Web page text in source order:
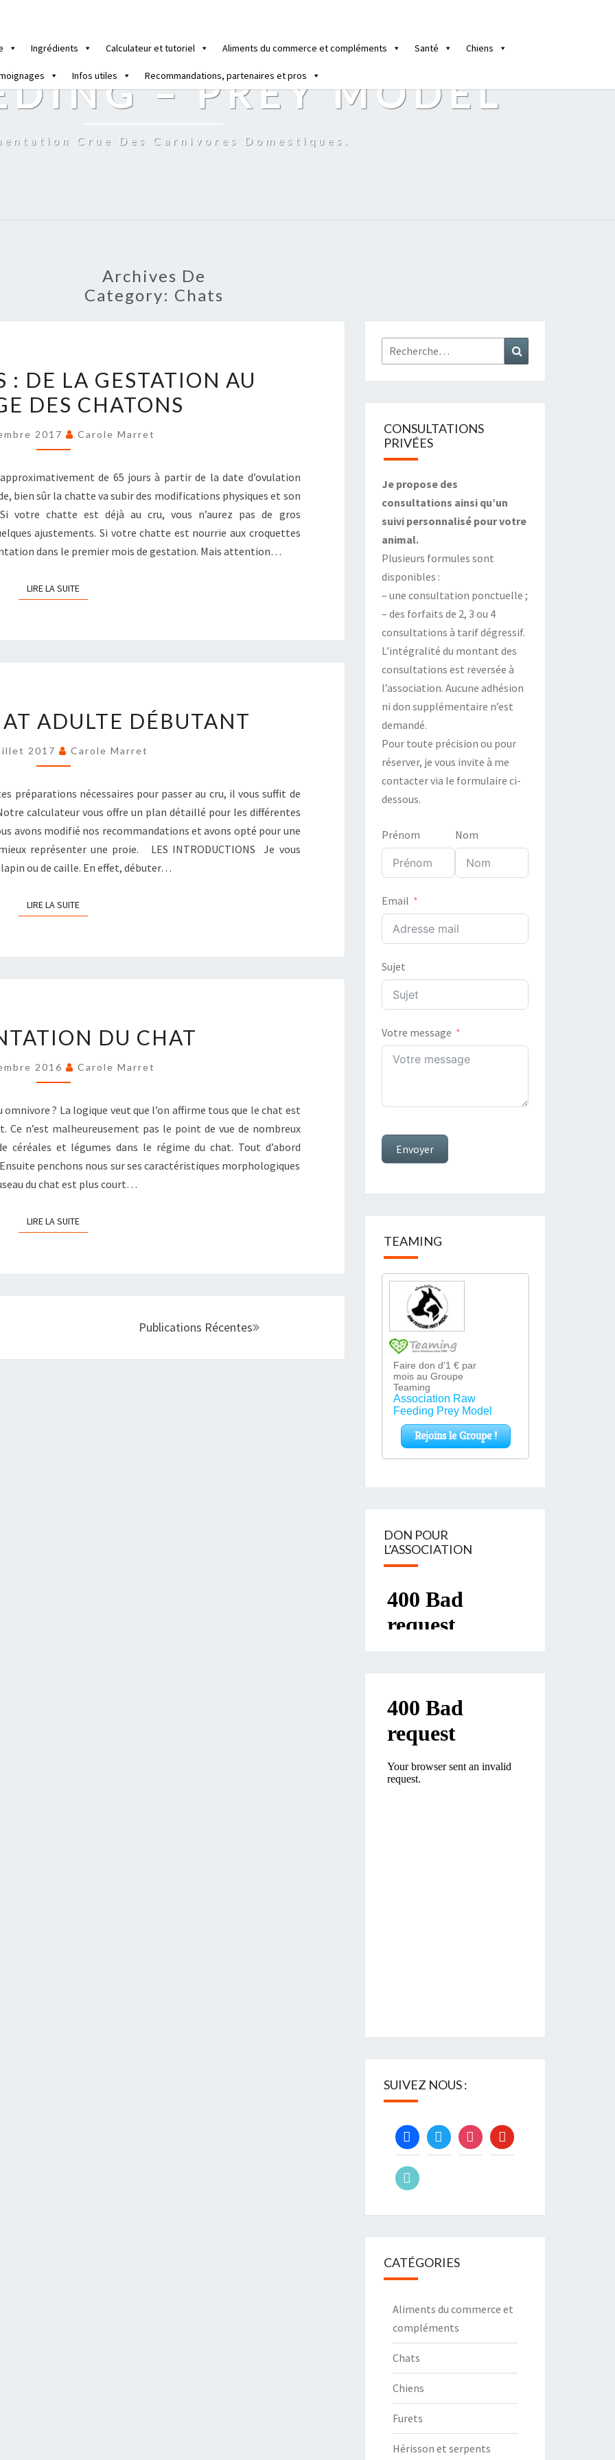
Ingrédients Calculateur et tutoriel Aliments du commerce et compléments Santé Chiens
Infos utiles Recommandations, partenaires et pros
– PREY MODEL
Crue Des Carnivores Domestiques.
Archives De
Category: Chats
FEMELLES
:
LA
GESTATION
AU
SEVRAGE
DES
CHATONS
: DE LA GESTATION AU
DES CHATONS
2017 Carole Marret
de 65 jours à partir de la date d’ovulation
bien sûr la chatte va subir des modifications physiques et son
votre chatte est déjà au cru, vous n’aurez pas de gros
ajustements. Si votre chatte est nourrie aux croquettes
dans le premier mois de gestation. Mais attention…
LIRE LA SUITELIRE LA SUITE
DU
ADULTE
ADULTE DÉBUTANT
2017 Carole Marret
préparations nécessaires pour passer au cru, il vous suffit de
calculateur vous offre un plan détaillé pour les différentes
avons modifié nos recommandations et avons opté pour une
représenter une proie. LES INTRODUCTIONS Je vous
ou de caille. En effet, débuter…
LIRE LA SUITELIRE LA SUITE
DU
DU CHAT
2016 Carole Marret
? La logique veut que l’on affirme tous que le chat est
n’est malheureusement pas le point de vue de nombreux
céréales et légumes dans le régime du chat. Tout d’abord
penchons nous sur ses caractéristiques morphologiques
du chat est plus court…
LIRE LA SUITELIRE LA SUITE
Publications Récentes
Rechercher :
CONSULTATIONS
PRIVÉES
Je propose des
consultations ainsi qu’un
suivi personnalisé pour votre
animal.
Plusieurs formules sont
disponibles :
– une consultation ponctuelle ;
– des forfaits de 2, 3 ou 4
consultations à tarif dégressif.
L’intégralité du montant des
consultations est reversée à
l’association. Aucune adhésion
ni don supplémentaire n’est
demandé.
Pour toute précision ou pour
réserver, je vous invite à me
contacter via le formulaire ci-
dessous.
Prénom Nom
Email
Sujet
Votre message
Envoyer
TEAMING
DON POUR
L’ASSOCIATION
SUIVEZ NOUS :
facebooktwitterinstagramyoutube
tiktok
CATÉGORIES
Aliments du commerce et
compléments
Chats
Chiens
Furets
Hérisson et serpents